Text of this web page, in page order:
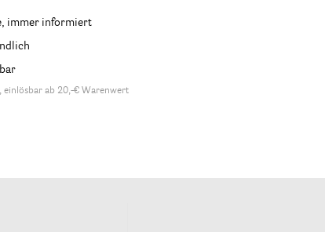
immer informiert
einlösbar ab 20,-€ Warenwert